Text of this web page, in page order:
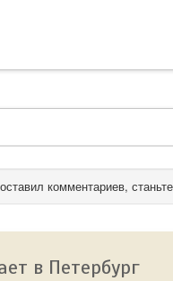
комментариев,
в Петербург